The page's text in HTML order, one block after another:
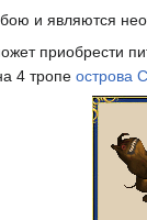
и являются
приобрести
4 тропе острова